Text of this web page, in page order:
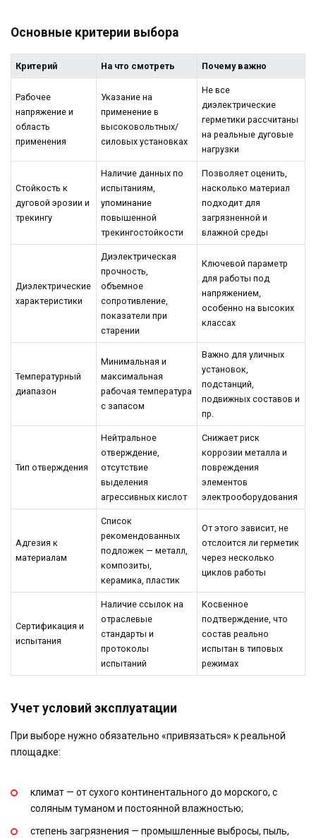
Основные критерии выбора
Критерий На что смотреть Почему важно
Рабочее
напряжение и
область
применения
Указание на
применение в
высоковольтных/
силовых установках
Не все
диэлектрические
герметики рассчитаны
на реальные дуговые
нагрузки
Стойкость к
дуговой эрозии и
трекингу
Наличие данных по
испытаниям,
упоминание
повышенной
трекингостойкости
Позволяет оценить,
насколько материал
подходит для
загрязненной и
влажной среды
Диэлектрические
характеристики
Диэлектрическая
прочность,
объемное
сопротивление,
показатели при
старении
Ключевой параметр
для работы под
напряжением,
особенно на высоких
классах
Температурный
диапазон
Минимальная и
максимальная
рабочая температура
с запасом
Важно для уличных
установок,
подстанций,
подвижных составов и
пр.
Тип отверждения
Нейтральное
отверждение,
отсутствие
выделения
агрессивных кислот
Снижает риск
коррозии металла и
повреждения
элементов
электрооборудования
Адгезия к
материалам
Список
рекомендованных
подложек — металл,
композиты,
керамика, пластик
От этого зависит, не
отслоится ли герметик
через несколько
циклов работы
Сертификация и
испытания
Наличие ссылок на
отраслевые
стандарты и
протоколы
испытаний
Косвенное
подтверждение, что
состав реально
испытан в типовых
режимах
Учет условий эксплуатации
При выборе нужно обязательно «привязаться» к реальной
площадке:
климат — от сухого континентального до морского, с
соляным туманом и постоянной влажностью;
степень загрязнения — промышленные выбросы, пыль,